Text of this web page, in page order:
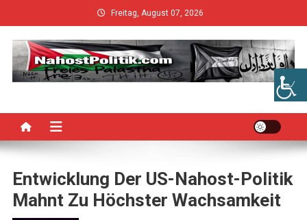
to
content
Freitag, August 07, 2026
Entwicklung Der US-Nahost-Politik
Mahnt Zu Höchster Wachsamkeit